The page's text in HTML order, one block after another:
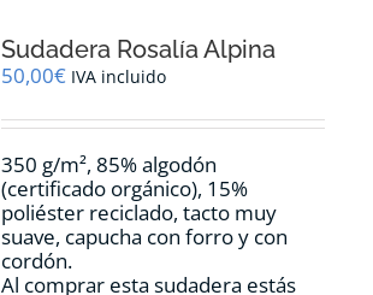
se
pueden
en
página
de
producto
Sudadera Rosalía Alpina
50,00€ IVA incluido
350 g/m², 85% algodón
(certificado orgánico), 15%
poliéster reciclado, tacto muy
suave, capucha con forro y con
cordón.
Al comprar esta sudadera estás